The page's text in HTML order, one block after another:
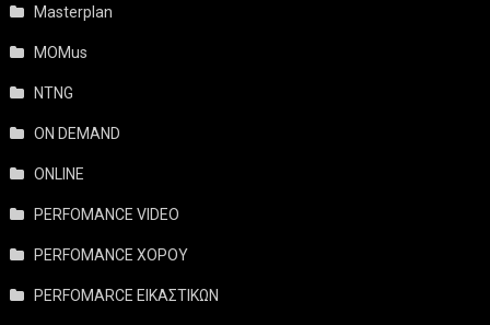
Masterplan
MOMus
NTNG
ON DEMAND
ONLINE
PERFOMANCE VIDEO
PERFOMANCE ΧΟΡΟΥ
PERFOMARCE ΕΙΚΑΣΤΙΚΩΝ